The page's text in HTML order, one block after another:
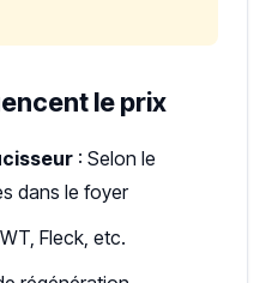
le prix
: Selon le
dans le foyer
Fleck, etc.